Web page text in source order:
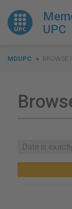
UPC
You
MDUPC BROWSE
Date is